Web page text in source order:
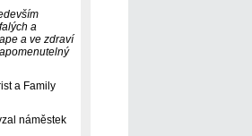
a
a ve zdraví
a Family
náměstek